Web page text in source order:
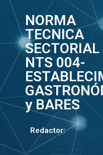
NORMA
TECNICA
SECTORIAL
NTS 004-
y BARES
Redactor: